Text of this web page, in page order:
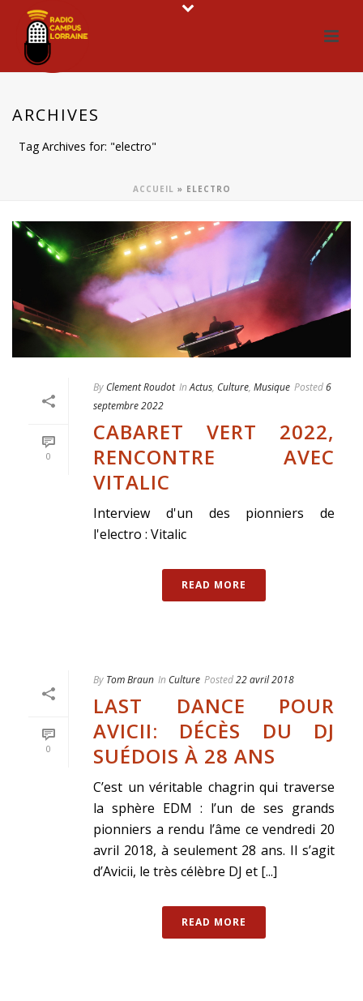
ARCHIVES
Tag Archives for: "electro"
ACCUEIL » ELECTRO
0
By Clement Roudot In Actus, Culture, Musique Posted6
septembre 2022
CABARET VERT 2022,
RENCONTRE AVEC
VITALIC
Interview d'un des pionniers de
l'electro : Vitalic
READ MORE
0
By Tom Braun In Culture Posted22 avril 2018
LAST DANCE POUR
AVICII: DÉCÈS DU DJ
SUÉDOIS À 28 ANS
C’est un véritable chagrin qui traverse
la sphère EDM : l’un de ses grands
pionniers a rendu l’âme ce vendredi 20
avril 2018, à seulement 28 ans. Il s’agit
d’Avicii, le très célèbre DJ et [...]
READ MORE